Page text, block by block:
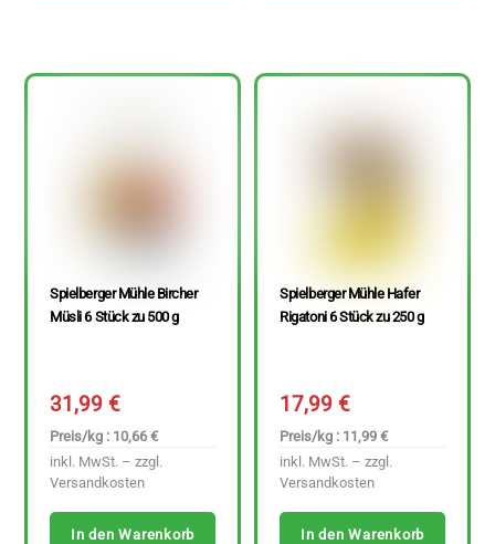
Spielberger Mühle Bircher
Müsli 6 Stück zu 500 g
31,99€
Preis/kg : 10,66 €
inkl. MwSt. – zzgl.
Versandkosten
In den Warenkorb
Spielberger Mühle Hafer
Rigatoni 6 Stück zu 250 g
17,99€
Preis/kg : 11,99 €
inkl. MwSt. – zzgl.
Versandkosten
In den Warenkorb